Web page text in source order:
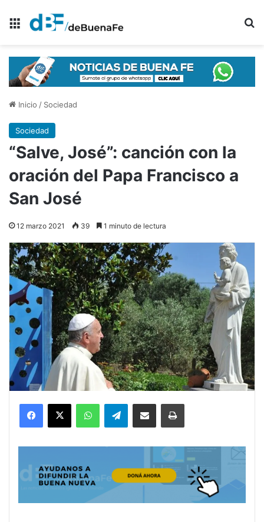
Menú
Inicio / Sociedad
Sociedad
“Salve, José”: canción con la
oración del Papa Francisco a
San José
12 marzo 2021 39 1 minuto de lectura
Telegram